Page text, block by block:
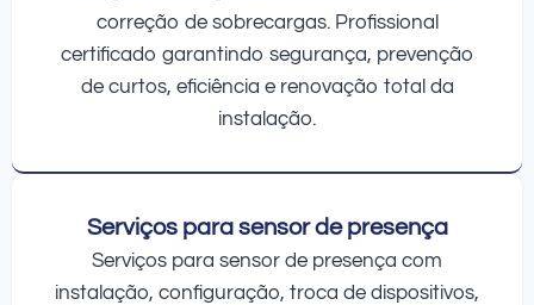
correção de sobrecargas. Profissional
certificado garantindo segurança, prevenção
de curtos, eficiência e renovação total da
instalação.
Serviços para sensor de presença
Serviços para sensor de presença com
instalação, configuração, troca de dispositivos,